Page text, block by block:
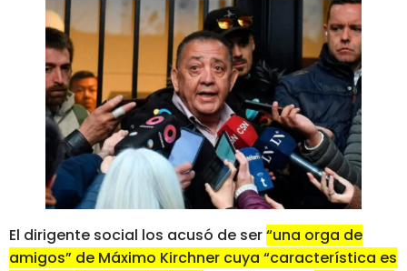
El dirigente social los acusó de ser“una orga de
amigos” de Máximo Kirchner cuya “característica es